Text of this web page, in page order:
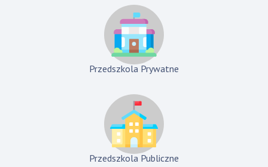
Przedszkola Prywatne
Przedszkola Publiczne